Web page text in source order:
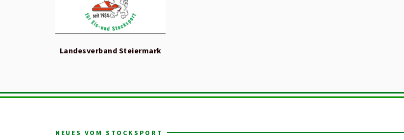
Landesverband Steiermark
NEUES VOM STOCKSPORT